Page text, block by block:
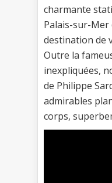
charmante
Palais-sur-
destination de
Outre la
inexpliquées,
de Philippe
admirables
corps,